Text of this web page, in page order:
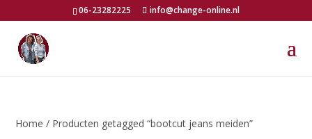
06-23282225 info@change-online.nl
Home / Producten getagged “bootcut jeans meiden”